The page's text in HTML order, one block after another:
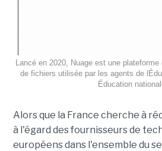
Lancé en 2020, Nuage est une
de fichiers utilisée par les agents de
Éducation
Alors que la France cherche à
à l'égard des fournisseurs de
européens dans l'ensemble du